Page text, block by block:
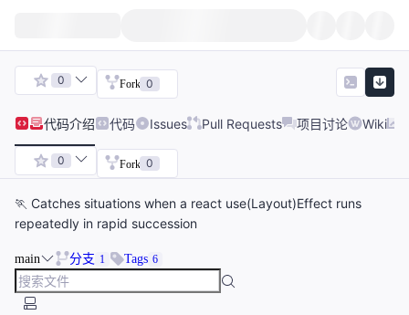
0 Fork 0
代码介绍 代码 Issues Pull Requests 项目讨论 Wiki
0 Fork 0
🏃 Catches situations when a react use(Layout)Effect runs
repeatedly in rapid succession
main 分支 1 Tags 6